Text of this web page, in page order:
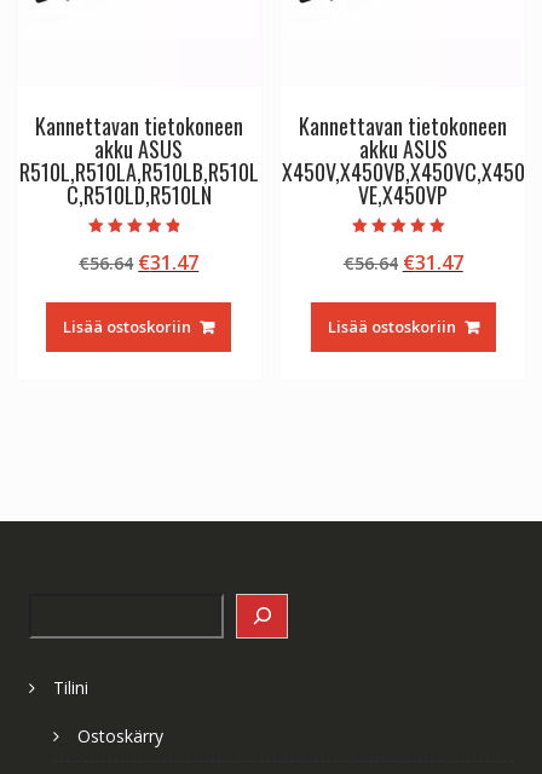
Kannettavan tietokoneen
akku ASUS
R510L,R510LA,R510LB,R510L
C,R510LD,R510LN
tuotteesta:
4.50
€56.64 Alkuperäinen
oli:
€56.64.
€31.47Nykyinen
on:
€31.47.
Lisää ostoskoriin
Kannettavan tietokoneen
akku ASUS
X450V,X450VB,X450VC,X450
VE,X450VP
tuotteesta:
5.00
€56.64 Alkuperäinen
oli:
€56.64.
€31.47
on:
€31.47.
Lisää ostoskoriin
Tilini
Ostoskärry